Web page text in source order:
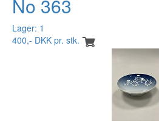
No 363
Lager: 1
400,- DKK pr. stk.